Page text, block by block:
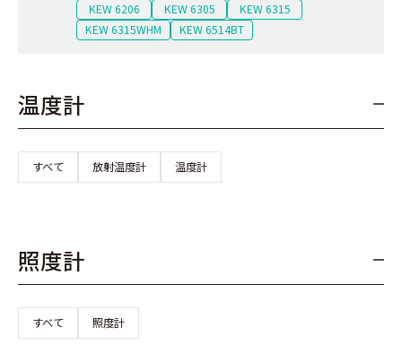
KEW 6206
KEW 6305
KEW 6315
KEW 6315WHM
KEW 6514BT
温度計
すべて 放射温度計 温度計
照度計
すべて 照度計